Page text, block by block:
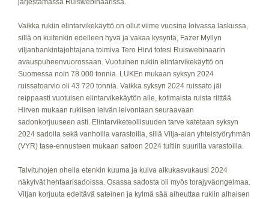
järjestämässä Ruiswebinaarissa.
Vaikka rukiin elintarvikekäyttö on ollut viime vuosina loivassa laskussa,
sillä on kuitenkin edelleen hyvä ja vakaa kysyntä, Fazer Myllyn
viljanhankintajohtajana toimiva Tero Hirvi totesi Ruiswebinaarin
avauspuheenvuorossaan. Vuotuinen rukiin elintarvikekäyttö on
Suomessa noin 78 000 tonnia. LUKEn mukaan syksyn 2024
ruissatoarvio oli 43 720 tonnia. Vaikka syksyn 2024 ruissato jäi
reippaasti vuotuisen elintarvikekäytön alle, kotimaista ruista riittää
Hirven mukaan rukiisen leivän leivontaan seuraavaan
sadonkorjuuseen asti. Elintarviketeollisuuden tarve katetaan syksyn
2024 sadolla sekä vanhoilla varastoilla, sillä Vilja-alan yhteistyöryhmän
(VYR) tase-ennusteen mukaan satoon 2024 tultiin suurilla varastoilla.
Talvituhojen ohella etenkin kuuma ja kuiva alkukasvukausi 2024
näkyivät hehtaarisadoissa. Osassa sadosta oli myös torajyväongelmaa.
Viljan korjuuta edeltävä sateinen ja kylmä sää aiheuttaa rukiin alhaisen